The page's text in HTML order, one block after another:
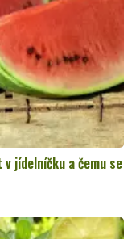
jídelníčku a čemu se